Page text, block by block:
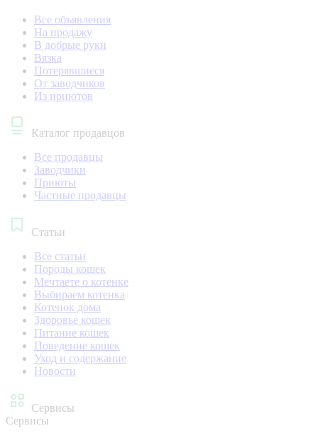
Все объявления
На продажу
В добрые руки
Вязка
Потерявшиеся
От заводчиков
Из приютов
Каталог продавцов
Все продавцы
Заводчики
Приюты
Частные продавцы
Статьи
Все статьи
Породы кошек
Мечтаете о котенке
Выбираем котенка
Котенок дома
Здоровье кошек
Питание кошек
Поведение кошек
Уход и содержание
Новости
Сервисы
Сервисы